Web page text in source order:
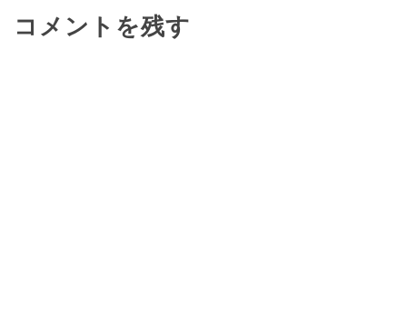
コメントを残す